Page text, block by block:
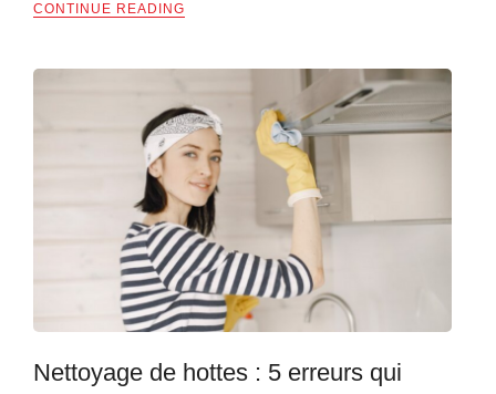
CONTINUE READING
Nettoyage de hottes : 5 erreurs qui